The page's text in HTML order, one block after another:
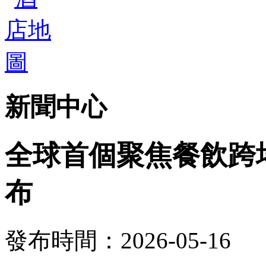
新聞中心
全球首個聚焦餐飲
布
發布時間：2026-05-16